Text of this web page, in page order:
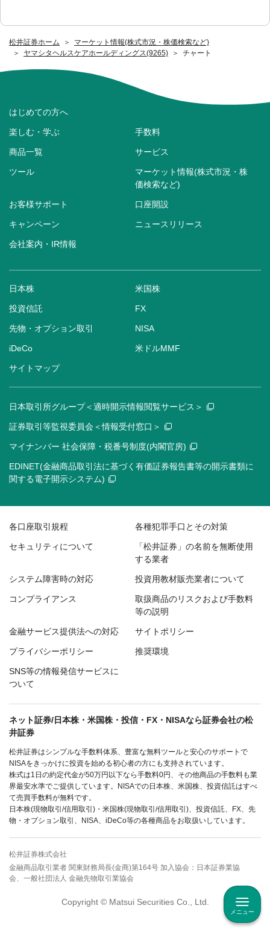
メニュー
松井証券ホーム
マーケット情報(株式市況・株価検索など)
ヤマシタヘルスケアホールディングス(9265)
チャート
はじめての方へ
楽しむ・学ぶ 手数料
商品一覧 サービス
ツール
マーケット情報(株式市況・株
価検索など)
お客様サポート 口座開設
キャンペーン ニュースリリース
会社案内・IR情報
日本株 米国株
投資信託 FX
先物・オプション取引 NISA
iDeCo 米ドルMMF
サイトマップ
日本取引所グループ＜適時開示情報閲覧サービス＞
証券取引等監視委員会＜情報受付窓口＞
マイナンバー 社会保障・税番号制度(内閣官房)
EDINET(金融商品取引法に基づく有価証券報告書等の開示書類に
関する電子開示システム)
各口座取引規程 各種犯罪手口とその対策
セキュリティについて
「松井証券」の名前を無断使用
する業者
システム障害時の対応 投資用教材販売業者について
コンプライアンス
取扱商品のリスクおよび手数料
等の説明
金融サービス提供法への対応 サイトポリシー
プライバシーポリシー 推奨環境
SNS等の情報発信サービスに
ついて
ネット証券/日本株・米国株・投信・FX・NISAなら証券会社の松
井証券
松井証券はシンプルな手数料体系、豊富な無料ツールと安心のサポートで
NISAをきっかけに投資を始める初心者の方にも支持されています。
株式は1日の約定代金が50万円以下なら手数料0円、その他商品の手数料も業
界最安水準でご提供しています。NISAでの日本株、米国株、投資信託はすべ
て売買手数料が無料です。
日本株(現物取引/信用取引)・米国株(現物取引/信用取引)、投資信託、FX、先
物・オプション取引、NISA、iDeCo等の各種商品をお取扱いしています。
松井証券株式会社
金融商品取引業者 関東財務局長(金商)第164号 加入協会：日本証券業協
会、一般社団法人 金融先物取引業協会
Copyright © Matsui Securities Co., Ltd.